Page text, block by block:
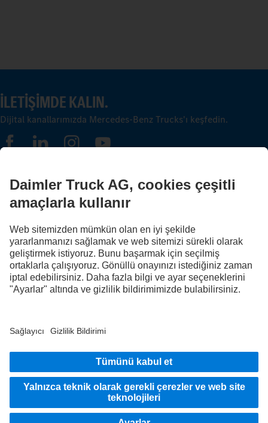
İLETIŞIMDE KALIN.
Dijital kanallarımızda Mercedes-Benz Trucks'ı keşfedin.
FOLLOW THE ROADSTARS.
Deneyimlerinizi şimdi diğer kamyon sürücüleriyle paylaşın.
Haydi katılın
Veri koruması